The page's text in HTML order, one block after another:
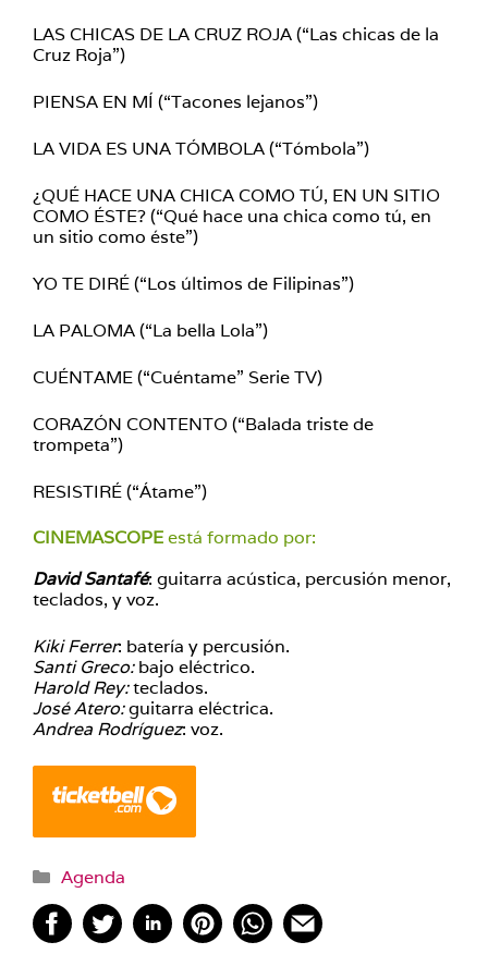
LAS CHICAS DE LA CRUZ ROJA (“Las chicas de la
Cruz Roja”)
PIENSA EN MÍ (“Tacones lejanos”)
LA VIDA ES UNA TÓMBOLA (“Tómbola”)
¿QUÉ HACE UNA CHICA COMO TÚ, EN UN SITIO
COMO ÉSTE? (“Qué hace una chica como tú, en
un sitio como éste”)
YO TE DIRÉ (“Los últimos de Filipinas”)
LA PALOMA (“La bella Lola”)
CUÉNTAME (“Cuéntame” Serie TV)
CORAZÓN CONTENTO (“Balada triste de
trompeta”)
RESISTIRÉ (“Átame”)
CINEMASCOPEestá formado por:
David Santafé: guitarra acústica, percusión menor,
teclados, y voz.
Kiki Ferrer: batería y percusión.
Santi Greco:bajo eléctrico.
Harold Rey:teclados.
José Atero:guitarra eléctrica.
Andrea Rodríguez: voz.
Categorías
Agenda